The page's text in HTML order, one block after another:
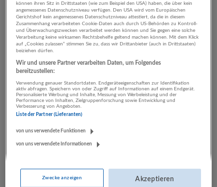
2 Rechtswesen Land- und
Forstwirtschaft Unternehmen
Bau | Herstellung von Waren | Land- und Forstwirtschaft
können ihren Sitz in Drittstaaten (wie zum Beispiel den USA) haben, die über kein
angemessenes Datenschutzniveau verfügen. Den USA wird vom Europäischen
Gerichtshof kein angemessenes Datenschutzniveau attestiert, da die in diesem
Zusammenhang verarbeiteten Cookie-Daten auch durch US-Behörden zu Kontroll-
und Überwachungszwecken verarbeitet werden können und Sie gegen eine solche
Verarbeitung keine wirksamen Rechtsbehelfe geltend machen können. Mit dem Klick
auf „Cookies zulassen“ stimmen Sie zu, dass wir Drittanbieter (auch in Drittstaaten)
beiziehen dürfen.
Wir und unsere Partner verarbeiten Daten, um Folgendes
bereitzustellen:
Verwendung genauer Standortdaten. Endgeräteeigenschaften zur Identifikation
aktiv abfragen. Speichern von oder Zugriff auf Informationen auf einem Endgerät.
Personalisierte Werbung und Inhalte, Messung von Werbeleistung und der
Performance von Inhalten, Zielgruppenforschung sowie Entwicklung und
Verbesserung von Angeboten.
Liste der Partner (Lieferanten)
von uns verwendete Funktionen
von uns verwendete Informationen
Zwecke anzeigen Akzeptieren